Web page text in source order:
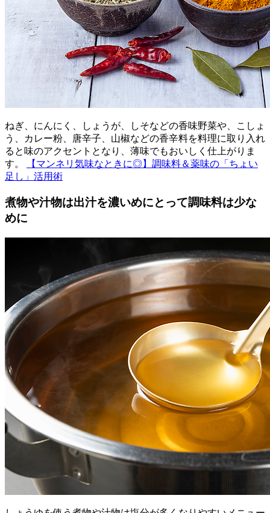
ねぎ、にんにく、しょうが、しそなどの香味野菜や、こしょ
う、カレー粉、唐辛子、山椒などの香辛料を料理に取り入れ
ると味のアクセントとなり、薄味でもおいしく仕上がりま
す。
【マンネリ気味なときに◎】調味料＆薬味の「ちょい
足し」活用術
煮物や汁物は出汁を濃いめにとって調味料は少な
めに